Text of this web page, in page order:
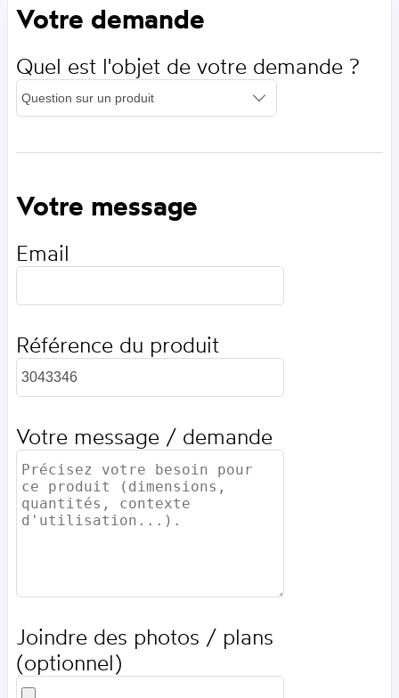
Votre demande
Quel est l'objet de votre demande ?
Votre message
Email
Référence du produit
Votre message / demande
Joindre des photos / plans
(optionnel)